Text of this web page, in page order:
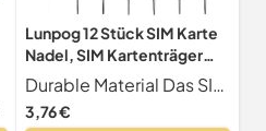
Lunpog 12 Stück SIM Karte
Nadel, SIM Kartenträger
Auswerfer Pin Auswerfen
Removal Tool, SIM Pin
Handy Nadel Kompatibel
Durable Material Das SIM-Karten-Entfernungswerkzeug ist aus hochwertigem Material, das nicht leicht zu verformen oder zu brechen ist, langlebig und wiederverwendbar.
3,76 €